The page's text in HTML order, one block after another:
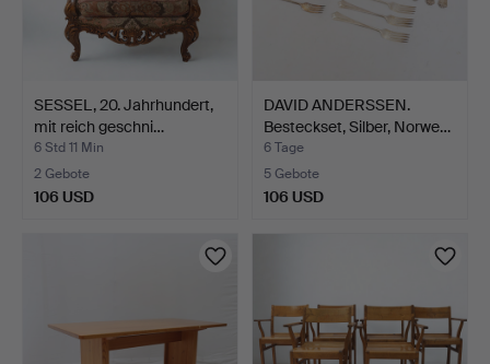
SESSEL, 20. Jahrhundert,
mit reich geschni…
6 Std 11 Min
2 Gebote
106 USD
DAVID ANDERSSEN.
Besteckset, Silber, Norwe…
6 Tage
5 Gebote
106 USD